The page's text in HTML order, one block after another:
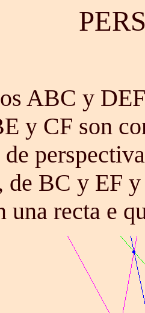
ABC y
y CF son
BC y EF
una recta e